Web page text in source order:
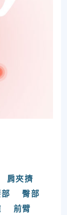
肩夾擠
臀部
前臂